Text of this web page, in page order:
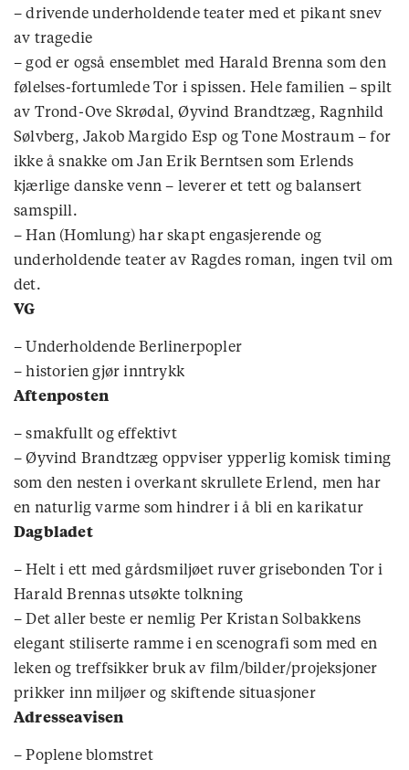
– drivende underholdende teater med et pikant snev
av tragedie
– god er også ensemblet med Harald Brenna som den
følelses-fortumlede Tor i spissen. Hele familien – spilt
av Trond-Ove Skrødal, Øyvind Brandtzæg, Ragnhild
Sølvberg, Jakob Margido Esp og Tone Mostraum – for
ikke å snakke om Jan Erik Berntsen som Erlends
kjærlige danske venn – leverer et tett og balansert
samspill.
– Han (Homlung) har skapt engasjerende og
underholdende teater av Ragdes roman, ingen tvil om
det.
VG
– Underholdende Berlinerpopler
– historien gjør inntrykk
Aftenposten
– smakfullt og effektivt
– Øyvind Brandtzæg oppviser ypperlig komisk timing
som den nesten i overkant skrullete Erlend, men har
en naturlig varme som hindrer i å bli en karikatur
Dagbladet
– Helt i ett med gårdsmiljøet ruver grisebonden Tor i
Harald Brennas utsøkte tolkning
– Det aller beste er nemlig Per Kristan Solbakkens
elegant stiliserte ramme i en scenografi som med en
leken og treffsikker bruk av film/bilder/projeksjoner
prikker inn miljøer og skiftende situasjoner
Adresseavisen
– Poplene blomstret